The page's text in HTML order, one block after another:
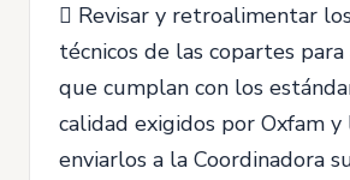
 Revisar y retroalimentar
técnicos de las copartes
que cumplan con los
calidad exigidos por Oxfam y
enviarlos a la Coordinadora